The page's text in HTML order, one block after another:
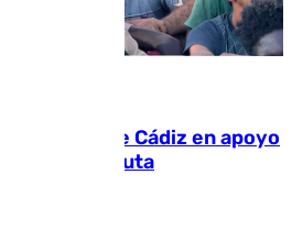
provincia de Cádiz en apoyo
de Ceuta